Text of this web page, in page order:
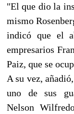
"El que dio la
mismo
indicó que el
empresarios
Paiz, que se
A su vez,
uno de sus
Nelson